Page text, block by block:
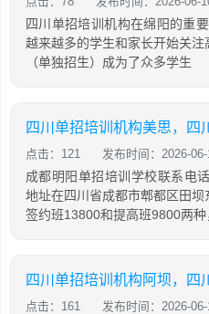
四川单招培训机构在绵阳的重
越来越多的学生和家长开始关
（单独招生）成为了众多学生
四川单招培训机构美思，四
点击：121 发布时间：2026-
成都明阳单招培训学校联系电
地址在四川省成都市郫都区田
签约班13800和提高班9800两种
四川单招培训机构阿坝，四
点击：161 发布时间：2026-